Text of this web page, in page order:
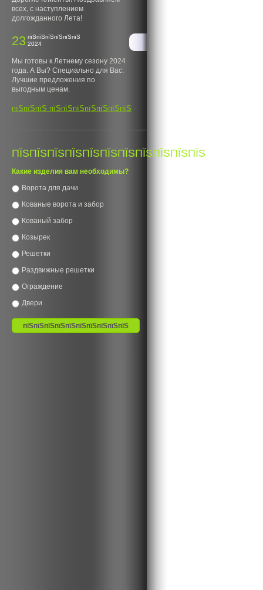
всех, с наступлением
долгожданного Лета!
23 пїЅпїЅпїЅпїЅпїЅпїЅ
2024
Мы готовы к Летнему сезону 2024
года. А Вы? Специально для Вас:
Лучшие предложения по
выгодным ценам.
пїЅпїЅпїЅ пїЅпїЅпїЅпїЅпїЅпїЅпїЅ
ПЇЅПЇЅПЇЅПЇЅПЇЅПЇЅПЇЅПЇЅПЇЅПЇЅПЇЅ
Какие изделия вам необходимы?
Ворота для дачи
Кованые ворота и забор
Кованый забор
Козырек
Решетки
Раздвижные решетки
Ограждение
Двери